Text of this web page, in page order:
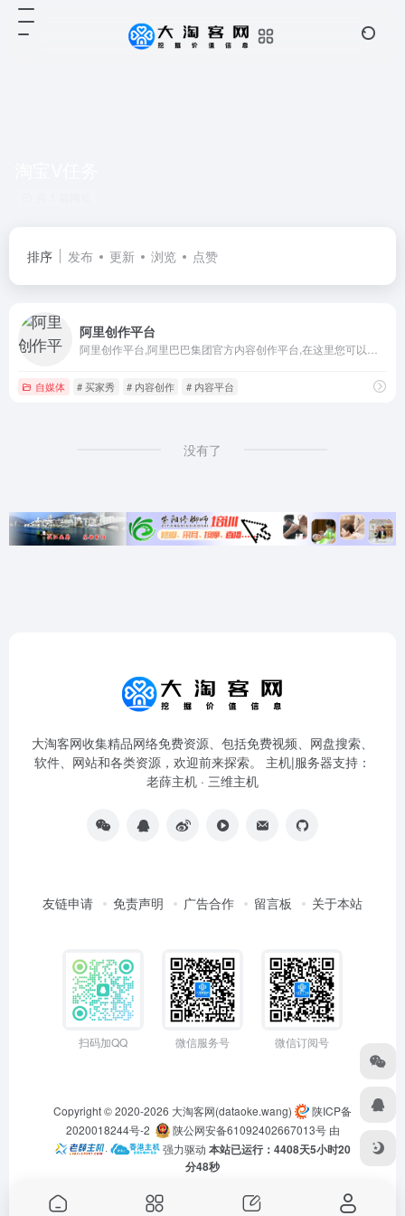
排序 发布 更新 浏览 点赞
阿里创作平台
自媒体 # 买家秀 # 内容创作 # 内容平台
没有了
大淘客网收集精品网络免费资源、包括免费视频、网盘搜索、
软件、网站和各类资源，欢迎前来探索。 主机|服务器支持：
老薛主机 · 三维主机
友链申请 免责声明 广告合作 留言板 关于本站
扫码加QQ 微信服务号 微信订阅号
Copyright © 2020-2026 大淘客网(dataoke.wang)
陕ICP备
2020018244号-2
陕公网安备61092402667013号由
·
强力驱动 本站已运行：4408天5小时20
分49秒